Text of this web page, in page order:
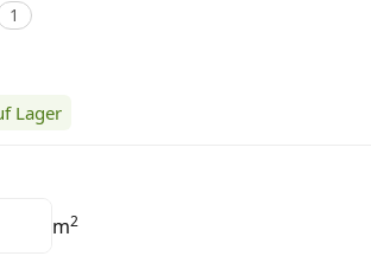
1
Lager
m2